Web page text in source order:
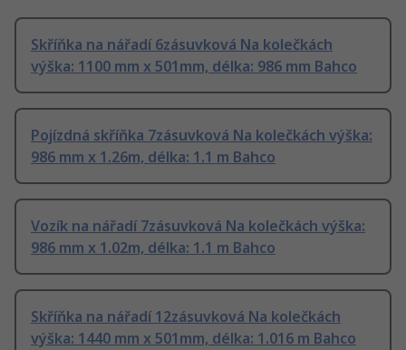
Skříňka na nářadí 6zásuvková Na kolečkách
výška: 1100 mm x 501mm, délka: 986 mm Bahco
Pojízdná skříňka 7zásuvková Na kolečkách výška:
986 mm x 1.26m, délka: 1.1 m Bahco
Vozík na nářadí 7zásuvková Na kolečkách výška:
986 mm x 1.02m, délka: 1.1 m Bahco
Skříňka na nářadí 12zásuvková Na kolečkách
výška: 1440 mm x 501mm, délka: 1.016 m Bahco